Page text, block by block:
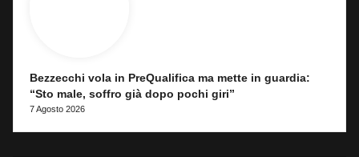
Bezzecchi vola in PreQualifica ma mette in guardia:
“Sto male, soffro già dopo pochi giri”
7 Agosto 2026